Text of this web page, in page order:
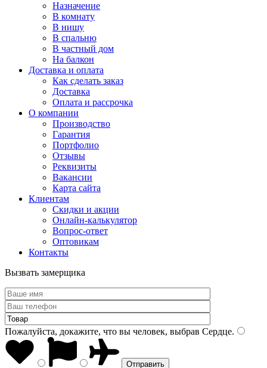
Назначение
В комнату
В нишу
В спальню
В частный дом
На балкон
Доставка и оплата
Как сделать заказ
Доставка
Оплата и рассрочка
О компании
Производство
Гарантия
Портфолио
Отзывы
Реквизиты
Вакансии
Карта сайта
Клиентам
Скидки и акции
Онлайн-калькулятор
Вопрос-ответ
Оптовикам
Контакты
Вызвать замерщика
Пожалуйста, докажите, что вы человек, выбрав Сердце.